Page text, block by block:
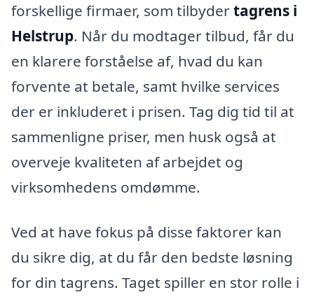
forskellige firmaer, som tilbydertagrens i
Helstrup. Når du modtager tilbud, får du
en klarere forståelse af, hvad du kan
forvente at betale, samt hvilke services
der er inkluderet i prisen. Tag dig tid til at
sammenligne priser, men husk også at
overveje kvaliteten af arbejdet og
virksomhedens omdømme.
Ved at have fokus på disse faktorer kan
du sikre dig, at du får den bedste løsning
for din tagrens. Taget spiller en stor rolle i